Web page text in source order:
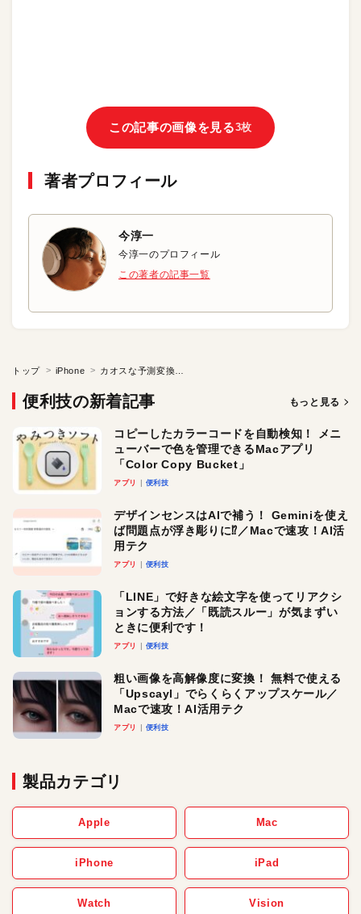
この記事の画像を見る3枚
著者プロフィール
今淳一
今淳一のプロフィール
この著者の記事一覧
トップ iPhone
便利技の新着記事 もっと見る
コピーしたカラーコードを自動検知！ メニ
ューバーで色を管理できるMacアプリ
「Color Copy Bucket」
アプリ 便利技
デザインセンスはAIで補う！ Geminiを使え
ば問題点が浮き彫りに⁉︎／Macで速攻！AI活
用テク
アプリ 便利技
「LINE」で好きな絵文字を使ってリアクシ
ョンする方法／「既読スルー」が気まずい
ときに便利です！
アプリ 便利技
粗い画像を高解像度に変換！ 無料で使える
「Upscayl」でらくらくアップスケール／
Macで速攻！AI活用テク
アプリ 便利技
製品カテゴリ
Apple Mac
iPhone iPad
Watch Vision